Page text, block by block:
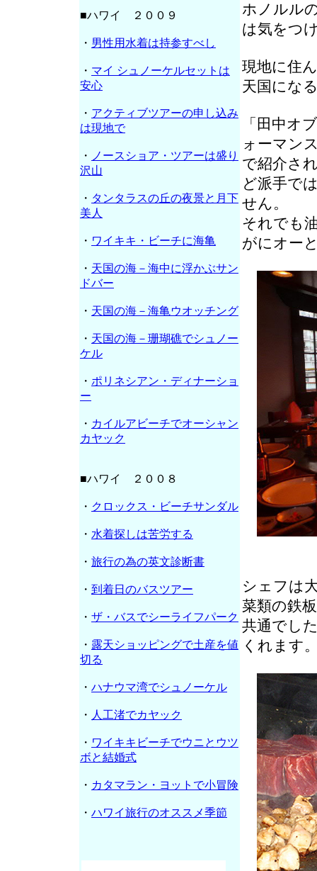
ホノルル
は気をつ
現地に住
天国にな
「田中オ
ォーマン
で紹介さ
ど派手で
せん。
それでも
がにオー
シェフは
菜類の鉄
共通でし
くれます
■ハワイ ２００９
・ 男性用水着は持参すべし
・ マイ シュノーケルセットは
安心
・ アクティブツアーの申し込み
は現地で
・ ノースショア・ツアーは盛り
沢山
・ タンタラスの丘の夜景と月下
美人
・ ワイキキ・ビーチに海亀
・ 天国の海－海中に浮かぶサン
ドバー
・ 天国の海－海亀ウオッチング
・ 天国の海－珊瑚礁でシュノー
ケル
・ ポリネシアン・ディナーショ
ー
・ カイルアビーチでオーシャン
カヤック
■ハワイ ２００８
・ クロックス・ビーチサンダル
・ 水着探しは苦労する
・ 旅行の為の英文診断書
・ 到着日のバスツアー
・ ザ・バスでシーライフパーク
・ 露天ショッピングで土産を値
切る
・ ハナウマ湾でシュノーケル
・ 人工渚でカヤック
・ ワイキキビーチでウニとウツ
ボと結婚式
・ カタマラン・ヨットで小冒険
・ ハワイ旅行のオススメ季節